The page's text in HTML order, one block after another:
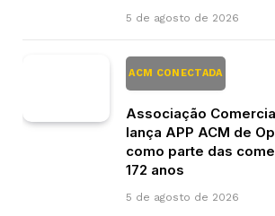
5 de agosto de 2026
ACM CONECTADA
Associação
lança APP ACM de
como parte das
172 anos
5 de agosto de 2026